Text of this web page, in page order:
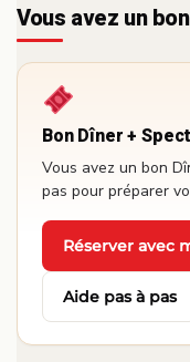
Vous avez un
Bon Dîner +
Vous avez un bon
pas pour préparer
Réserver avec
· Aide pas à pas